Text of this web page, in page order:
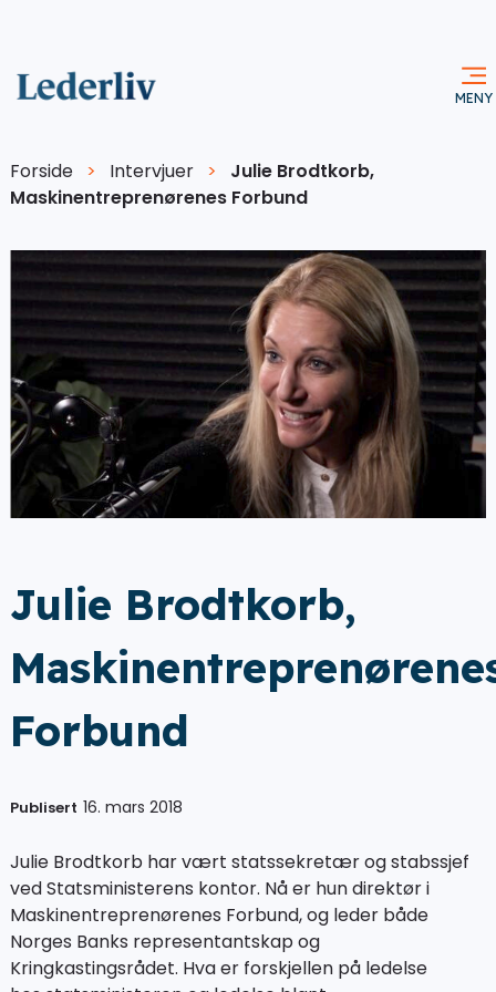
Forside > Intervjuer >
Julie Brodtkorb,
Maskinentreprenørenes Forbund
Julie Brodtkorb,
Forbund
Publisert 16. mars 2018
Julie Brodtkorb har vært statssekretær og stabssjef
ved Statsministerens kontor. Nå er hun direktør i
Maskinentreprenørenes Forbund, og leder både
Norges Banks representantskap og
Kringkastingsrådet. Hva er forskjellen på ledelse